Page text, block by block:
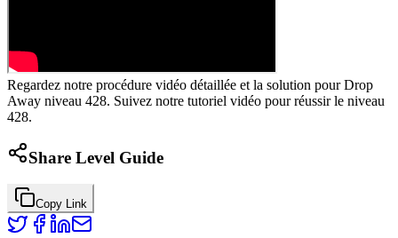
Regardez notre procédure vidéo détaillée et la solution pour Drop
Away niveau 428. Suivez notre tutoriel vidéo pour réussir le niveau
428.
Share Level Guide
Copy Link